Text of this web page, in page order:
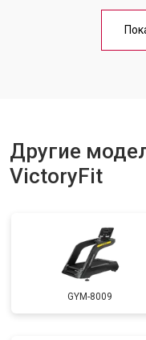
Замена блока питания
Другие
VictoryFit
GYM-8009